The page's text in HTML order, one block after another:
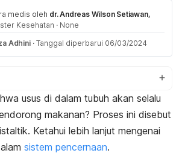
medis oleh dr. Andreas Wilson Setiawan,
Kesehatan · None
Adhini · Tanggal diperbarui 06/03/2024
usus di dalam tubuh akan selalu
makanan? Proses ini disebut
Ketahui lebih lanjut mengenai
sistem pencernaan.